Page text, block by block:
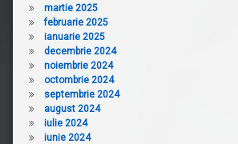
martie 2025
februarie 2025
ianuarie 2025
decembrie 2024
noiembrie 2024
octombrie 2024
septembrie 2024
august 2024
iulie 2024
iunie 2024